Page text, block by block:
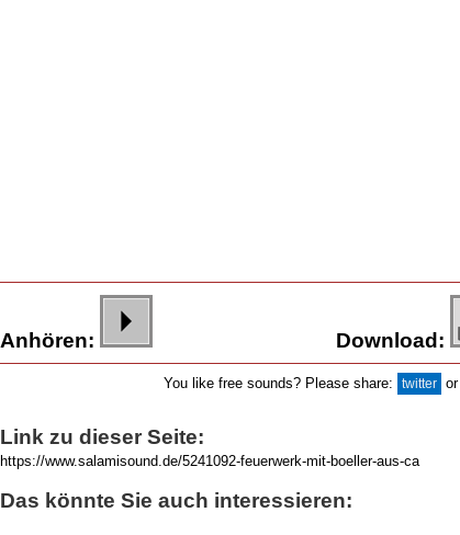
Anhören: Download:
You like free sounds? Please share: twitter or
Link zu dieser Seite:
Das könnte Sie auch interessieren: